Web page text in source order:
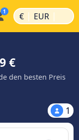
€ | EUR |
€
den besten Preis
1